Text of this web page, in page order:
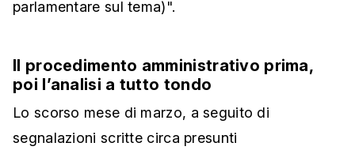
parlamentare sul tema)".
Il procedimento amministrativo prima,
poi l’analisi a tutto tondo
Lo scorso mese di marzo, a seguito di
segnalazioni scritte circa presunti